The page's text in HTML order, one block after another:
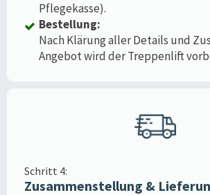
Pflegekasse).
Bestellung:
Nach Klärung aller Details und
Angebot wird der Treppenlift
Schritt 4:
Zusammenstellung &